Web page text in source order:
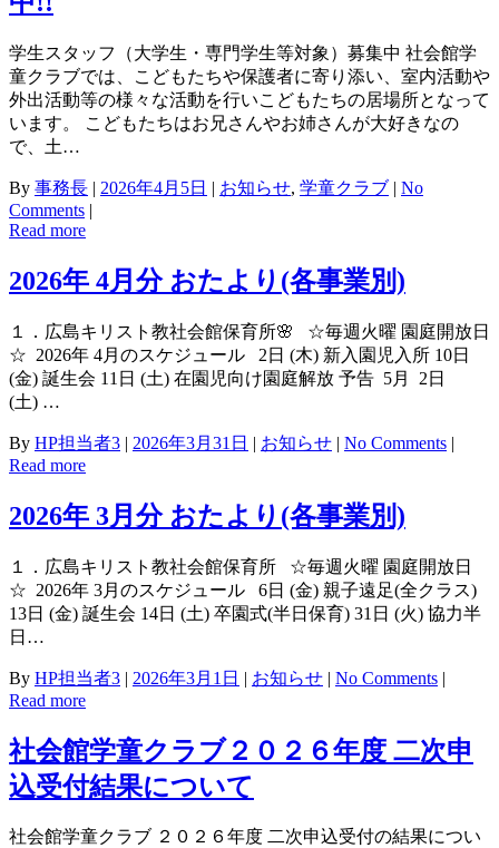
学生スタッフ（大学生・専門学生等対象）募集中 社会館学
童クラブでは、こどもたちや保護者に寄り添い、室内活動や
外出活動等の様々な活動を行いこどもたちの居場所となって
います。 こどもたちはお兄さんやお姉さんが大好きなの
で、土…
By 事務長 | 2026年4月5日 | お知らせ, 学童クラブ | No
Comments |
Read more
2026年 4月分 おたより(各事業別)
１．広島キリスト教社会館保育所🌸 ☆毎週火曜 園庭開放日
☆ 2026年 4月のスケジュール 2日 (木) 新入園児入所 10日
(金) 誕生会 11日 (土) 在園児向け園庭解放 予告 5月 2日
(土) …
By HP担当者3 | 2026年3月31日 | お知らせ | No Comments |
Read more
2026年 3月分 おたより(各事業別)
１．広島キリスト教社会館保育所 ☆毎週火曜 園庭開放日
☆ 2026年 3月のスケジュール 6日 (金) 親子遠足(全クラス)
13日 (金) 誕生会 14日 (土) 卒園式(半日保育) 31日 (火) 協力半
日…
By HP担当者3 | 2026年3月1日 | お知らせ | No Comments |
Read more
社会館学童クラブ２０２６年度 二次申
込受付結果について
社会館学童クラブ ２０２６年度 二次申込受付の結果につい